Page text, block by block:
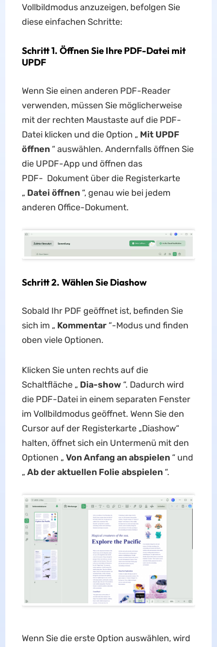
Vollbildmodus anzuzeigen, befolgen Sie
diese einfachen Schritte:
Schritt 1. Öffnen Sie Ihre PDF-Datei mit
UPDF
Wenn Sie einen anderen PDF-Reader
verwenden, müssen Sie möglicherweise
mit der rechten Maustaste auf die PDF-
Datei klicken und die Option „ Mit UPDF
öffnen“ auswählen. Andernfalls öffnen Sie
die UPDF-App und öffnen das
PDF- Dokument über die Registerkarte
„ Datei öffnen“, genau wie bei jedem
anderen Office-Dokument.
Schritt 2. Wählen Sie Diashow
Sobald Ihr PDF geöffnet ist, befinden Sie
sich im „ Kommentar“-Modus und finden
oben viele Optionen.
Klicken Sie unten rechts auf die
Schaltfläche „ Dia-show“. Dadurch wird
die PDF-Datei in einem separaten Fenster
im Vollbildmodus geöffnet. Wenn Sie den
Cursor auf der Registerkarte „Diashow“
halten, öffnet sich ein Untermenü mit den
Optionen „ Von Anfang an abspielen“ und
„ Ab der aktuellen Folie abspielen“.
Wenn Sie die erste Option auswählen, wird